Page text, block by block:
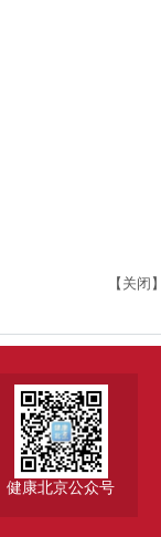
【关闭】
健康北京公众号